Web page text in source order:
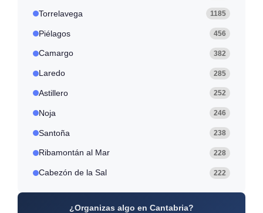
Torrelavega 1185
Piélagos 456
Camargo 382
Laredo 285
Astillero 252
Noja 246
Santoña 238
Ribamontán al Mar 228
Cabezón de la Sal 222
¿Organizas algo en Cantabria?